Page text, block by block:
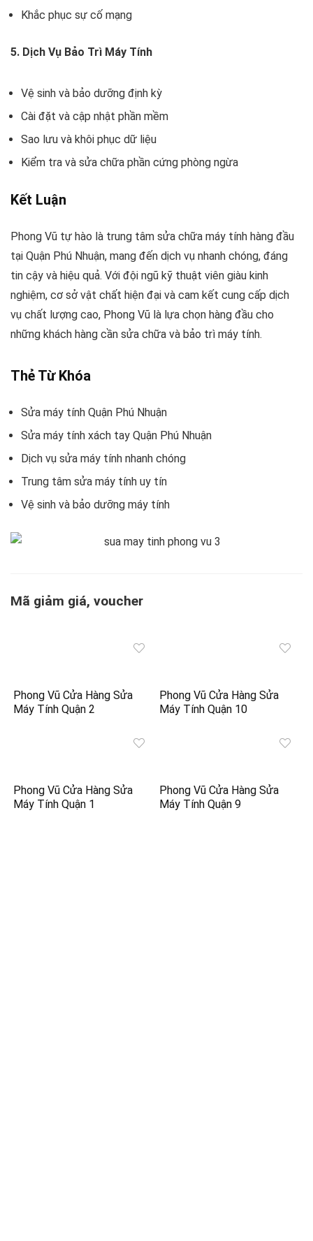
Khắc phục sự cố mạng
5. Dịch Vụ Bảo Trì Máy Tính
Vệ sinh và bảo dưỡng định kỳ
Cài đặt và cập nhật phần mềm
Sao lưu và khôi phục dữ liệu
Kiểm tra và sửa chữa phần cứng phòng ngừa
Kết Luận
Phong Vũ tự hào là trung tâm sửa chữa máy tính hàng đầu
tại Quận Phú Nhuận, mang đến dịch vụ nhanh chóng, đáng
tin cậy và hiệu quả. Với đội ngũ kỹ thuật viên giàu kinh
nghiệm, cơ sở vật chất hiện đại và cam kết cung cấp dịch
vụ chất lượng cao, Phong Vũ là lựa chọn hàng đầu cho
những khách hàng cần sửa chữa và bảo trì máy tính.
Thẻ Từ Khóa
Sửa máy tính Quận Phú Nhuận
Sửa máy tính xách tay Quận Phú Nhuận
Dịch vụ sửa máy tính nhanh chóng
Trung tâm sửa máy tính uy tín
Vệ sinh và bảo dưỡng máy tính
Mã giảm giá, voucher
Phong Vũ Cửa Hàng Sửa
Máy Tính Quận 2
Phong Vũ Cửa Hàng Sửa
Máy Tính Quận 10
Phong Vũ Cửa Hàng Sửa
Máy Tính Quận 1
Phong Vũ Cửa Hàng Sửa
Máy Tính Quận 9